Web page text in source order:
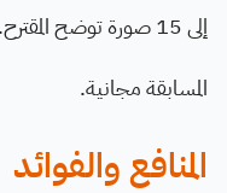
إلى 15 صورة توضح المقترح.
المسابقة مجانية.
المنافع والفوائد